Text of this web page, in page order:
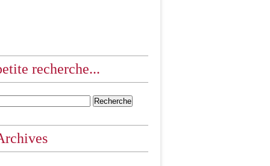
recherche...